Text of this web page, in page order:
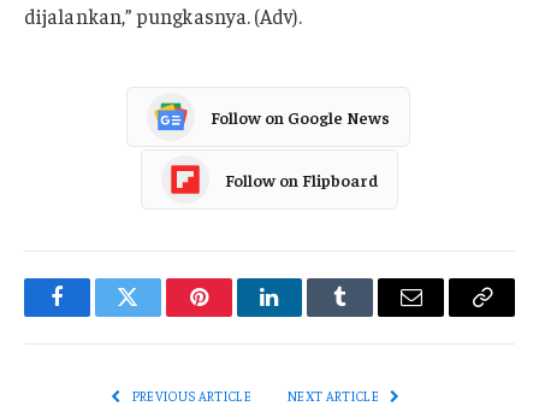
dijalankan,” pungkasnya. (Adv).
Follow on Google News
Follow on Flipboard
FacebookTwitter PinterestLinkedInTumblr Email
Copy
PREVIOUS ARTICLE NEXT ARTICLE